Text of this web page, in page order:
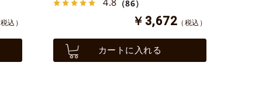
込）
（86）
￥3,672 （税込）
カートに入れる